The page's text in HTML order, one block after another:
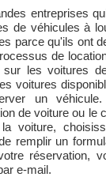
entreprises
de véhicules à
parce qu'ils ont
de
les voitures
voitures
un
de voiture ou le
voiture,
remplir un
réservation,
e-mail.